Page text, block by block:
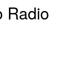
Radio